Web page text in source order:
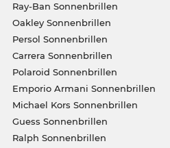
Ray-Ban Sonnenbrillen
Oakley Sonnenbrillen
Persol Sonnenbrillen
Carrera Sonnenbrillen
Polaroid Sonnenbrillen
Emporio Armani Sonnenbrillen
Michael Kors Sonnenbrillen
Guess Sonnenbrillen
Ralph Sonnenbrillen